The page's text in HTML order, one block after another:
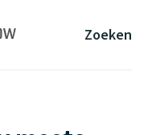
Zoeken